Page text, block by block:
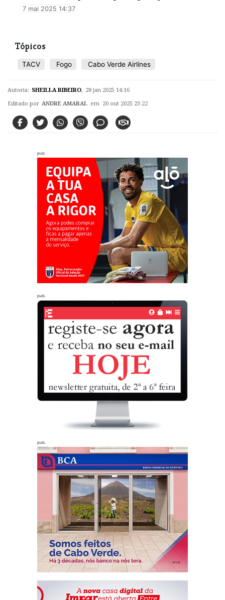
7 mai 2025 14:37
Tópicos
TACV Fogo Cabo Verde Airlines
Autoria: SHEILLA RIBEIRO 28 jan 2025 14:16
Editado por ANDRE AMARAL em 20 out 2025 23:22
pub
pub.
pub.